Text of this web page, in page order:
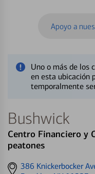
Apoyo a
Uno o más de los
en esta ubicación
temporalmente
Bushwick
Centro Financiero y
peatones
Get
386 Knickerbocker